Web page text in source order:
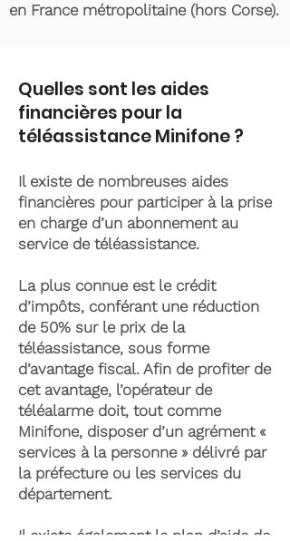
en France métropolitaine (hors Corse).
Quelles sont les aides
financières pour la
téléassistance Minifone ?
Il existe de nombreuses aides
financières pour participer à la prise
en charge d’un abonnement au
service de téléassistance.
La plus connue est le crédit
d’impôts, conférant une réduction
de 50% sur le prix de la
téléassistance, sous forme
d’avantage fiscal. Afin de profiter de
cet avantage, l’opérateur de
téléalarme doit, tout comme
Minifone, disposer d’un agrément «
services à la personne » délivré par
la préfecture ou les services du
département.
Il existe également le plan d’aide de